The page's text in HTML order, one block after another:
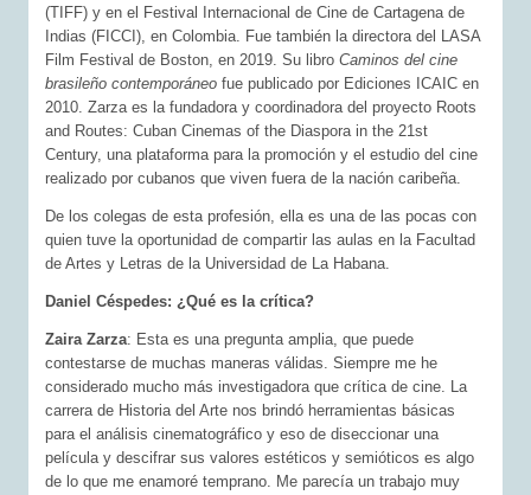
(TIFF) y en el Festival Internacional de Cine de Cartagena de
Indias (FICCI), en Colombia. Fue también la directora del LASA
Film Festival de Boston, en 2019. Su libroCaminos del cine
brasileño contemporáneo fue publicado por Ediciones ICAIC en
2010. Zarza es la fundadora y coordinadora del proyecto Roots
and Routes: Cuban Cinemas of the Diaspora in the 21st
Century, una plataforma para la promoción y el estudio del cine
realizado por cubanos que viven fuera de la nación caribeña.
De los colegas de esta profesión, ella es una de las pocas con
quien tuve la oportunidad de compartir las aulas en la Facultad
de Artes y Letras de la Universidad de La Habana.
Daniel Céspedes: ¿Qué es la crítica?
Zaira Zarza: Esta es una pregunta amplia, que puede
contestarse de muchas maneras válidas. Siempre me he
considerado mucho más investigadora que crítica de cine. La
carrera de Historia del Arte nos brindó herramientas básicas
para el análisis cinematográfico y eso de diseccionar una
película y descifrar sus valores estéticos y semióticos es algo
de lo que me enamoré temprano. Me parecía un trabajo muy